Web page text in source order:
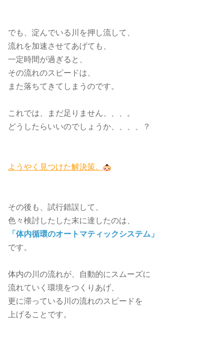
でも、淀んでいる川を押し流して、
流れを加速させてあげても、
一定時間が過ぎると、
その流れのスピードは、
また落ちてきてしまうのです。
これでは、まだ足りません、、、。
どうしたらいいのでしょうか、、、、？
ようやく見つけた解決策。
その後も、試行錯誤して、
色々検討したした末に達したのは、
「体内循環のオートマティックシステム」
です。
体内の川の流れが、自動的にスムーズに
流れていく環境をつくりあげ、
更に滞っている川の流れのスピードを
上げることです。